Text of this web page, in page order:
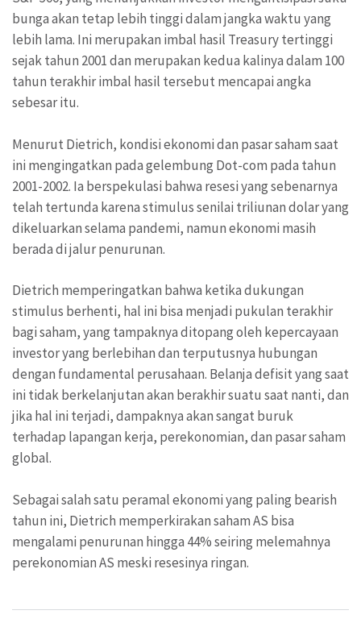
bunga akan tetap lebih tinggi dalam jangka waktu yang
lebih lama. Ini merupakan imbal hasil Treasury tertinggi
sejak tahun 2001 dan merupakan kedua kalinya dalam 100
tahun terakhir imbal hasil tersebut mencapai angka
sebesar itu.
Menurut Dietrich, kondisi ekonomi dan pasar saham saat
ini mengingatkan pada gelembung Dot-com pada tahun
2001-2002. Ia berspekulasi bahwa resesi yang sebenarnya
telah tertunda karena stimulus senilai triliunan dolar yang
dikeluarkan selama pandemi, namun ekonomi masih
berada di jalur penurunan.
Dietrich memperingatkan bahwa ketika dukungan
stimulus berhenti, hal ini bisa menjadi pukulan terakhir
bagi saham, yang tampaknya ditopang oleh kepercayaan
investor yang berlebihan dan terputusnya hubungan
dengan fundamental perusahaan. Belanja defisit yang saat
ini tidak berkelanjutan akan berakhir suatu saat nanti, dan
jika hal ini terjadi, dampaknya akan sangat buruk
terhadap lapangan kerja, perekonomian, dan pasar saham
global.
Sebagai salah satu peramal ekonomi yang paling bearish
tahun ini, Dietrich memperkirakan saham AS bisa
mengalami penurunan hingga 44% seiring melemahnya
perekonomian AS meski resesinya ringan.